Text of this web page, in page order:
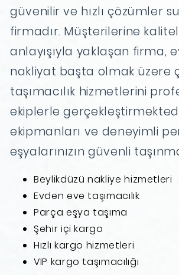
güvenilir ve hızlı çözümler
firmadır. Müşterilerine
anlayışıyla yaklaşan firma,
nakliyat başta olmak üzere
taşımacılık hizmetlerini
ekiplerle
ekipmanları ve deneyimli
eşyalarınızın güvenli
Beylikdüzü nakliye hizmetleri
Evden eve taşımacılık
Parça eşya taşıma
Şehir içi kargo
Hızlı kargo hizmetleri
VIP kargo taşımacılığı